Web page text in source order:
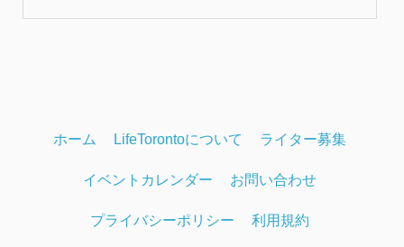
ホーム LifeTorontoについて ライター募集
イベントカレンダー お問い合わせ
プライバシーポリシー 利用規約